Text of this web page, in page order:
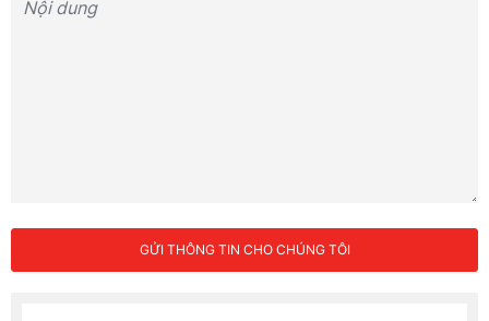
GỬI THÔNG TIN CHO CHÚNG TÔI